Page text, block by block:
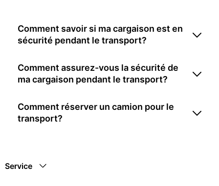
Comment savoir si ma cargaison est en
sécurité pendant le transport?
Comment assurez-vous la sécurité de
ma cargaison pendant le transport?
Comment réserver un camion pour le
transport?
Service